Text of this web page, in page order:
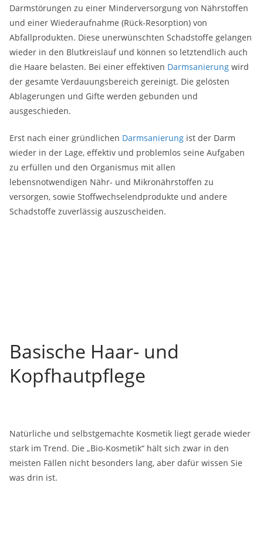
Darmstörungen zu einer Minderversorgung von Nährstoffen
und einer Wiederaufnahme (Rück-Resorption) von
Abfallprodukten. Diese unerwünschten Schadstoffe gelangen
wieder in den Blutkreislauf und können so letztendlich auch
die Haare belasten. Bei einer effektiven Darmsanierung wird
der gesamte Verdauungsbereich gereinigt. Die gelösten
Ablagerungen und Gifte werden gebunden und
ausgeschieden.
Erst nach einer gründlichen Darmsanierung ist der Darm
wieder in der Lage, effektiv und problemlos seine Aufgaben
zu erfüllen und den Organismus mit allen
lebensnotwendigen Nähr- und Mikronährstoffen zu
versorgen, sowie Stoffwechselendprodukte und andere
Schadstoffe zuverlässig auszuscheiden.
Basische Haar- und
Kopfhautpflege
Natürliche und selbstgemachte Kosmetik liegt gerade wieder
stark im Trend. Die „Bio-Kosmetik“ hält sich zwar in den
meisten Fällen nicht besonders lang, aber dafür wissen Sie
was drin ist.